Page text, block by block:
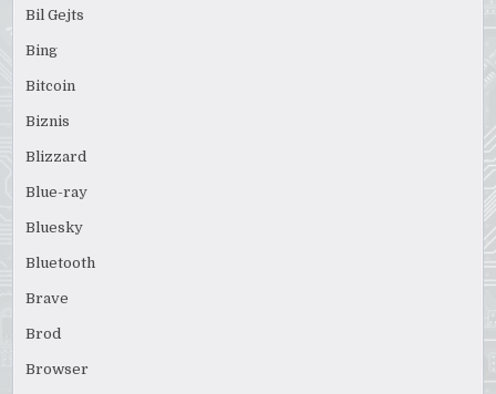
Bil Gejts
Bing
Bitcoin
Biznis
Blizzard
Blue-ray
Bluesky
Bluetooth
Brave
Brod
Browser